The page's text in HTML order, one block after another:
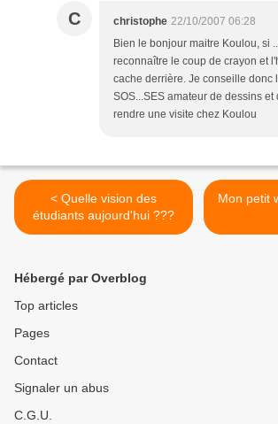
C christophe 22/10/2007 06:28
Bien le bonjour maitre Koulou, si
reconnaître le coup de crayon et
cache derrière. Je conseille donc
SOS...SES amateur de dessins et
rendre une visite chez Koulou
< Quelle vision des
étudiants aujourd'hui ???
Mon petit
Hébergé par Overblog
Top articles
Pages
Contact
Signaler un abus
C.G.U.